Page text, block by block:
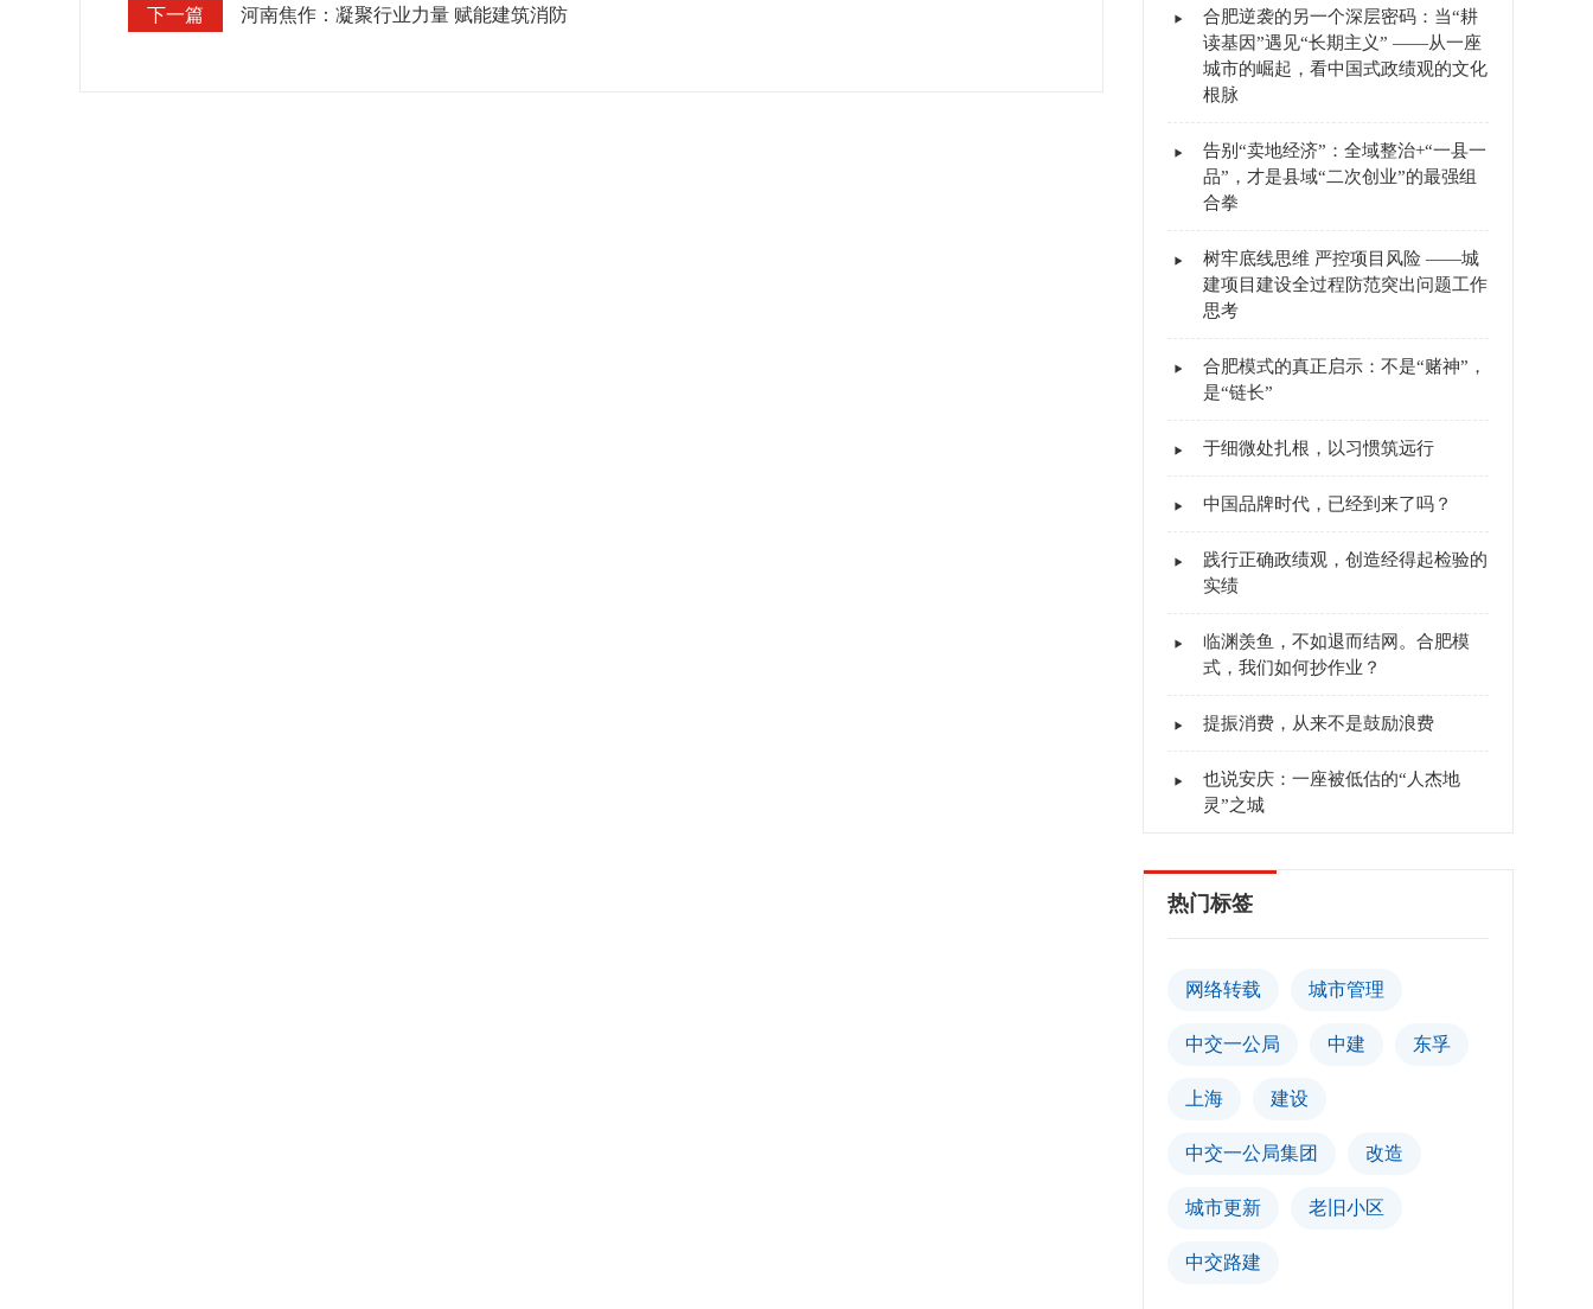
下一篇 河南焦作：凝聚行业力量 赋能建筑消防
合肥逆袭的另一个深层密码：当“耕
读基因”遇见“长期主义” ——从一座
城市的崛起，看中国式政绩观的文化
根脉
告别“卖地经济”：全域整治+“一县一
品”，才是县域“二次创业”的最强组
合拳
树牢底线思维 严控项目风险 ——城
建项目建设全过程防范突出问题工作
思考
合肥模式的真正启示：不是“赌神”，
是“链长”
于细微处扎根，以习惯筑远行
中国品牌时代，已经到来了吗？
践行正确政绩观，创造经得起检验的
实绩
临渊羡鱼，不如退而结网。合肥模
式，我们如何抄作业？
提振消费，从来不是鼓励浪费
也说安庆：一座被低估的“人杰地
灵”之城
热门标签
网络转载 城市管理
中交一公局 中建 东孚
上海 建设
中交一公局集团 改造
城市更新 老旧小区
中交路建